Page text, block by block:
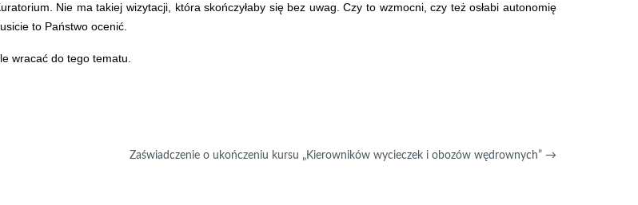
Nie ma takiej wizytacji, która skończyłaby się bez uwag. Czy to wzmocni, czy też osłabi autonomię
to Państwo ocenić.
wracać do tego tematu.
Zaświadczenie o ukończeniu kursu „Kierowników wycieczek i obozów wędrownych” →